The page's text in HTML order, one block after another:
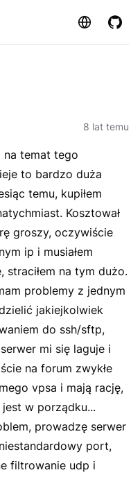
Strona
8 lat temu
na temat tego
to bardzo duża
temu, kupiłem
Kosztował
groszy, oczywiście
ip i musiałem
na tym dużo.
problemy z jednym
jakiejkolwiek
do ssh/sftp,
mi się laguje i
na forum zwykłe
vpsa i mają rację,
w porządku...
prowadzę serwer
port,
filtrowanie udp i